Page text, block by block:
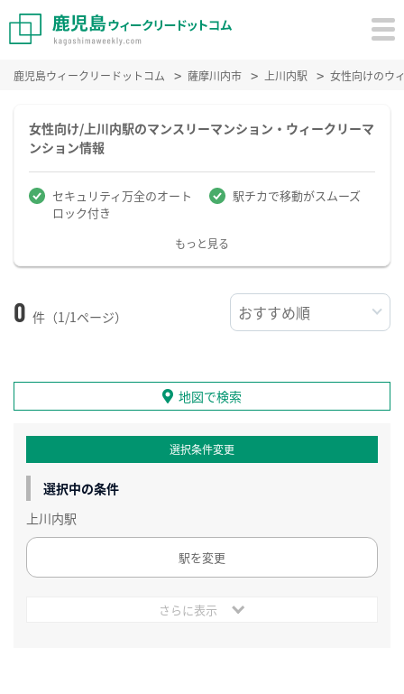
鹿児島ウィークリードットコム 薩摩川内市 上川内駅 女性向けのウ
女性向け/上川内駅のマンスリーマンション・ウィークリーマ
ンション情報
セキュリティ万全のオート
ロック付き
駅チカで移動がスムーズ
もっと見る
0 件（1/1ページ）
地図で検索
選択条件変更
選択中の条件
上川内駅
駅を変更
さらに表示